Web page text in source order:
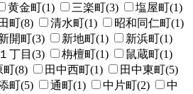
黄金町(1) 三楽町(3)
塩屋町(1)
町(8) 清水町(1)
昭和同仁町(1)
開町(3) 新地町(1)
新浜町(1)
丁目(3) 栴檀町(1)
鼠蔵町(1)
町(8) 田中西町(1)
田中東町(5)
町(5) 通町(1) 中片町(2)
中